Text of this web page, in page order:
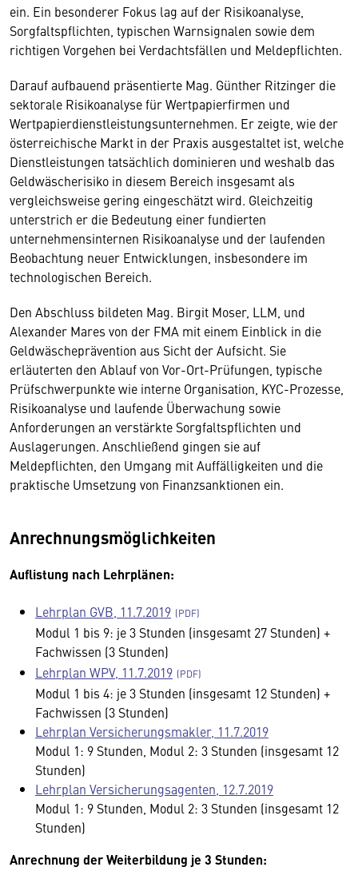
ein. Ein besonderer Fokus lag auf der Risikoanalyse,
Sorgfaltspflichten, typischen Warnsignalen sowie dem
richtigen Vorgehen bei Verdachtsfällen und Meldepflichten.
Darauf aufbauend präsentierte Mag. Günther Ritzinger die
sektorale Risikoanalyse für Wertpapierfirmen und
Wertpapierdienstleistungsunternehmen. Er zeigte, wie der
österreichische Markt in der Praxis ausgestaltet ist, welche
Dienstleistungen tatsächlich dominieren und weshalb das
Geldwäscherisiko in diesem Bereich insgesamt als
vergleichsweise gering eingeschätzt wird. Gleichzeitig
unterstrich er die Bedeutung einer fundierten
unternehmensinternen Risikoanalyse und der laufenden
Beobachtung neuer Entwicklungen, insbesondere im
technologischen Bereich.
Den Abschluss bildeten Mag. Birgit Moser, LLM, und
Alexander Mares von der FMA mit einem Einblick in die
Geldwäscheprävention aus Sicht der Aufsicht. Sie
erläuterten den Ablauf von Vor-Ort-Prüfungen, typische
Prüfschwerpunkte wie interne Organisation, KYC-Prozesse,
Risikoanalyse und laufende Überwachung sowie
Anforderungen an verstärkte Sorgfaltspflichten und
Auslagerungen. Anschließend gingen sie auf
Meldepflichten, den Umgang mit Auffälligkeiten und die
praktische Umsetzung von Finanzsanktionen ein.
Anrechnungsmöglichkeiten
Auflistung nach Lehrplänen:
Lehrplan GVB, 11.7.2019
Modul 1 bis 9: je 3 Stunden (insgesamt 27 Stunden) +
Fachwissen (3 Stunden)
Lehrplan WPV, 11.7.2019
Modul 1 bis 4: je 3 Stunden (insgesamt 12 Stunden) +
Fachwissen (3 Stunden)
Lehrplan Versicherungsmakler, 11.7.2019
Modul 1: 9 Stunden, Modul 2: 3 Stunden (insgesamt 12
Stunden)
Lehrplan Versicherungsagenten, 12.7.2019
Modul 1: 9 Stunden, Modul 2: 3 Stunden (insgesamt 12
Stunden)
Anrechnung der Weiterbildung je 3 Stunden: